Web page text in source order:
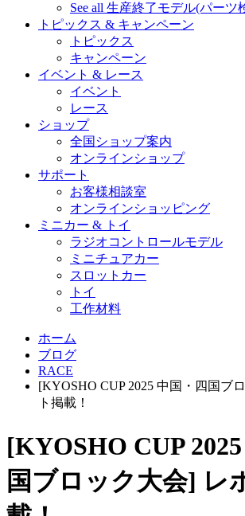
See all 生産終了モデル(パーツ
トピックス & キャンペーン
トピックス
キャンペーン
イベント & レース
イベント
レース
ショップ
全国ショップ案内
オンラインショップ
サポート
お客様相談室
オンラインショッピング
ミニカー & トイ
ラジオコントロールモデル
ミニチュアカー
スロットカー
トイ
工作材料
ホーム
ブログ
RACE
[KYOSHO CUP 2025 中国・四国ブ
ト掲載！
[KYOSHO CUP
国ブロック大会] レ